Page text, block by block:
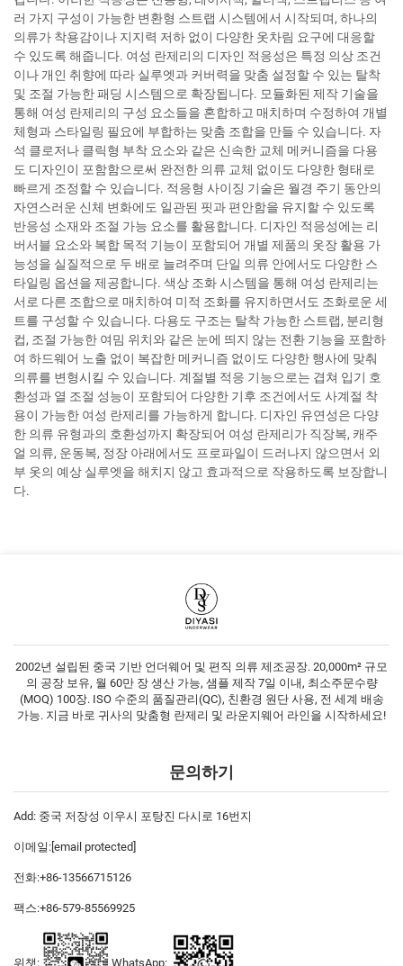
러 가지 구성이 가능한 변환형 스트랩 시스템에서 시작되며, 하나의
의류가 착용감이나 지지력 저하 없이 다양한 옷차림 요구에 대응할
수 있도록 해줍니다. 여성 란제리의 디자인 적응성은 특정 의상 조건
이나 개인 취향에 따라 실루엣과 커버력을 맞춤 설정할 수 있는 탈착
및 조절 가능한 패딩 시스템으로 확장됩니다. 모듈화된 제작 기술을
통해 여성 란제리의 구성 요소들을 혼합하고 매치하며 수정하여 개별
체형과 스타일링 필요에 부합하는 맞춤 조합을 만들 수 있습니다. 자
석 클로저나 클릭형 부착 요소와 같은 신속한 교체 메커니즘을 다용
도 디자인이 포함함으로써 완전한 의류 교체 없이도 다양한 형태로
빠르게 조정할 수 있습니다. 적응형 사이징 기술은 월경 주기 동안의
자연스러운 신체 변화에도 일관된 핏과 편안함을 유지할 수 있도록
반응성 소재와 조절 가능 요소를 활용합니다. 디자인 적응성에는 리
버서블 요소와 복합 목적 기능이 포함되어 개별 제품의 옷장 활용 가
능성을 실질적으로 두 배로 늘려주며 단일 의류 안에서도 다양한 스
타일링 옵션을 제공합니다. 색상 조화 시스템을 통해 여성 란제리는
서로 다른 조합으로 매치하여 미적 조화를 유지하면서도 조화로운 세
트를 구성할 수 있습니다. 다용도 구조는 탈착 가능한 스트랩, 분리형
컵, 조절 가능한 여밈 위치와 같은 눈에 띄지 않는 전환 기능을 포함하
여 하드웨어 노출 없이 복잡한 메커니즘 없이도 다양한 행사에 맞춰
의류를 변형시킬 수 있습니다. 계절별 적응 기능으로는 겹쳐 입기 호
환성과 열 조절 성능이 포함되어 다양한 기후 조건에서도 사계절 착
용이 가능한 여성 란제리를 가능하게 합니다. 디자인 유연성은 다양
한 의류 유형과의 호환성까지 확장되어 여성 란제리가 직장복, 캐주
얼 의류, 운동복, 정장 아래에서도 프로파일이 드러나지 않으면서 외
부 옷의 예상 실루엣을 해치지 않고 효과적으로 작용하도록 보장합니
다.
2002년 설립된 중국 기반 언더웨어 및 편직 의류 제조공장. 20,000m² 규모
의 공장 보유, 월 60만 장 생산 가능, 샘플 제작 7일 이내, 최소주문수량
(MOQ) 100장. ISO 수준의 품질관리(QC), 친환경 원단 사용, 전 세계 배송
가능. 지금 바로 귀사의 맞춤형 란제리 및 라운지웨어 라인을 시작하세요!
문의하기
Add: 중국 저장성 이우시 포탕진 다시로 16번지
이메일: [email protected]
전화:+86-13566715126
팩스:+86-579-85569925